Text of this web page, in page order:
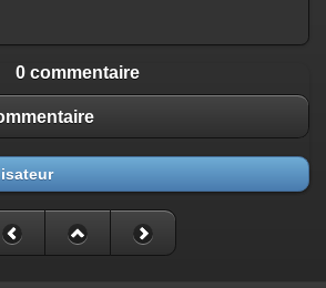
0 commentaire